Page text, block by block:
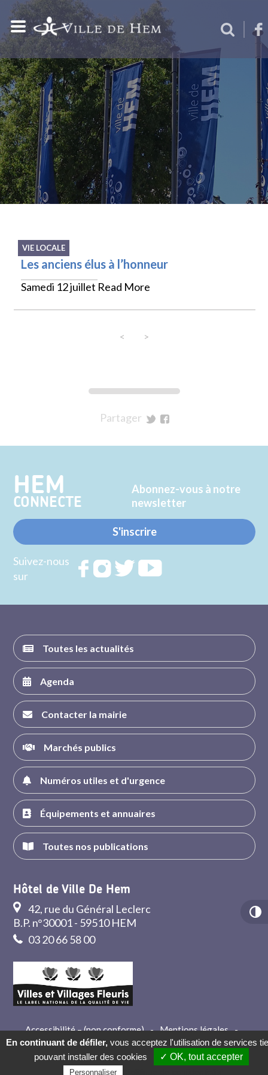
VIE LOCALE
Les anciens élus à l’honneur
Samedi 12 juillet Read More
< >
Partager
Twitter
Facebook
HEM
CONNECTE
Abonnez-vous à notre
newsletter
S'inscrire
Suivez-nous
sur
RejoignezRejoignezRejoignez
Toutes les actualités
Agenda
Contacter la mairie
Marchés publics
Numéros utiles et d'urgence
Équipements et annuaires
Toutes nos publications
Hôtel de Ville De Hem
42, rue du Général Leclerc
B.P. n°30001 - 59510 HEM
03 20 66 58 00
Accessibilité – (non conforme) - Mentions légales -
Crédits
- Contact
En continuant de défiler, vous acceptez l'utilisation de services
pouvant installer des cookies
✓ OK, tout accepter
Personnaliser